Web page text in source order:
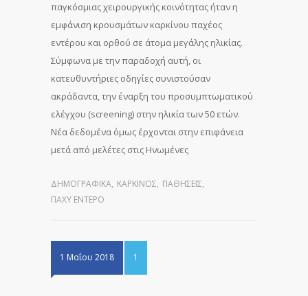
παγκόσμιας χειρουργικής κοινότητας ήταν η
εμφάνιση κρουσμάτων καρκίνου παχέος
εντέρου και ορθού σε άτομα μεγάλης ηλικίας.
Σύμφωνα με την παραδοχή αυτή, οι
κατευθυντήριες οδηγίες συνιστούσαν
ακράδαντα, την έναρξη του προσυμπτωματικού
ελέγχου (screening) στην ηλικία των 50 ετών.
Νέα δεδομένα όμως έρχονται στην επιφάνεια
μετά από μελέτες στις Ηνωμένες
ΔΗΜΟΓΡΑΦΙΚΆ, ΚΑΡΚΊΝΟΣ, ΠΑΘΉΣΕΙΣ,
ΠΑΧΎ ΈΝΤΕΡΟ
1 Μαΐου 2018 1